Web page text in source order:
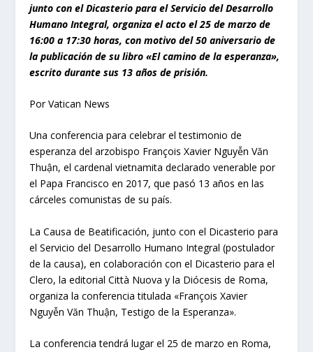
junto con el Dicasterio para el Servicio del Desarrollo
Humano Integral, organiza el acto el 25 de marzo de
16:00 a 17:30 horas, con motivo del 50 aniversario de
la publicación de su libro «El camino de la esperanza»,
escrito durante sus 13 años de prisión.
Por Vatican News
Una conferencia para celebrar el testimonio de
esperanza del arzobispo François Xavier Nguyễn Văn
Thuận, el cardenal vietnamita declarado venerable por
el Papa Francisco en 2017, que pasó 13 años en las
cárceles comunistas de su país.
La Causa de Beatificación, junto con el Dicasterio para
el Servicio del Desarrollo Humano Integral (postulador
de la causa), en colaboración con el Dicasterio para el
Clero, la editorial Città Nuova y la Diócesis de Roma,
organiza la conferencia titulada «François Xavier
Nguyễn Văn Thuận, Testigo de la Esperanza».
La conferencia tendrá lugar el 25 de marzo en Roma,